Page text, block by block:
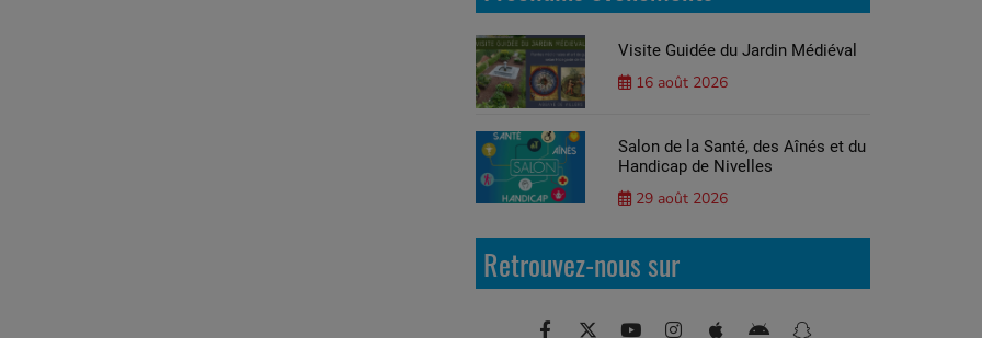
Visite Guidée du Jardin Médiéval
16 août 2026
Salon de la Santé, des Aînés et du
Handicap de Nivelles
29 août 2026
Retrouvez-nous sur